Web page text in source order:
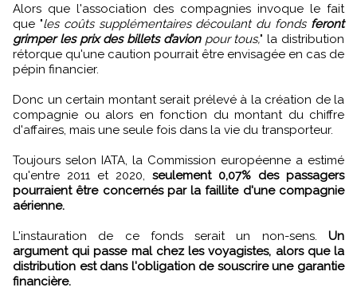
Alors que l'association des compagnies invoque le fait
que "les coûts supplémentaires découlant du fonds feront
grimper les prix des billets d’avion pour tous," la distribution
rétorque qu'une caution pourrait être envisagée en cas de
pépin financier.
Donc un certain montant serait prélevé à la création de la
compagnie ou alors en fonction du montant du chiffre
d'affaires, mais une seule fois dans la vie du transporteur.
Toujours selon IATA, la Commission européenne a estimé
qu'entre 2011 et 2020, seulement 0,07% des passagers
pourraient être concernés par la faillite d'une compagnie
aérienne.
L'instauration de ce fonds serait un non-sens. Un
argument qui passe mal chez les voyagistes, alors que la
distribution est dans l'obligation de souscrire une garantie
financière.